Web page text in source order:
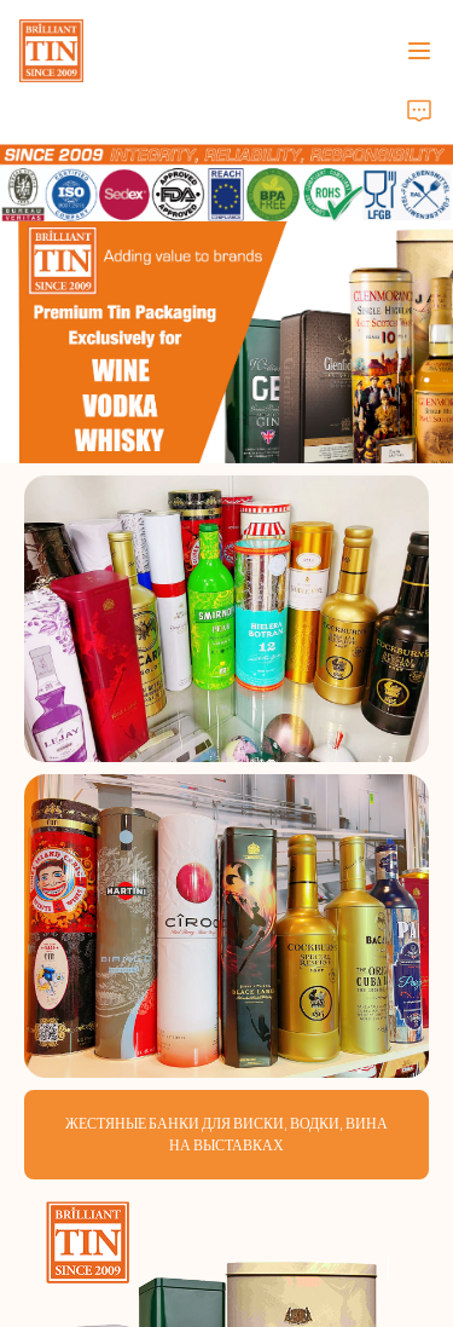
ЖЕСТЯНЫЕ БАНКИ ДЛЯ ВИСКИ, ВОДКИ, ВИНА
НА ВЫСТАВКАХ
Компания
Продукты
Служба поддержки клиентов
Выставки 2026
Сертификаты
Устойчивость
Новости
Продукты